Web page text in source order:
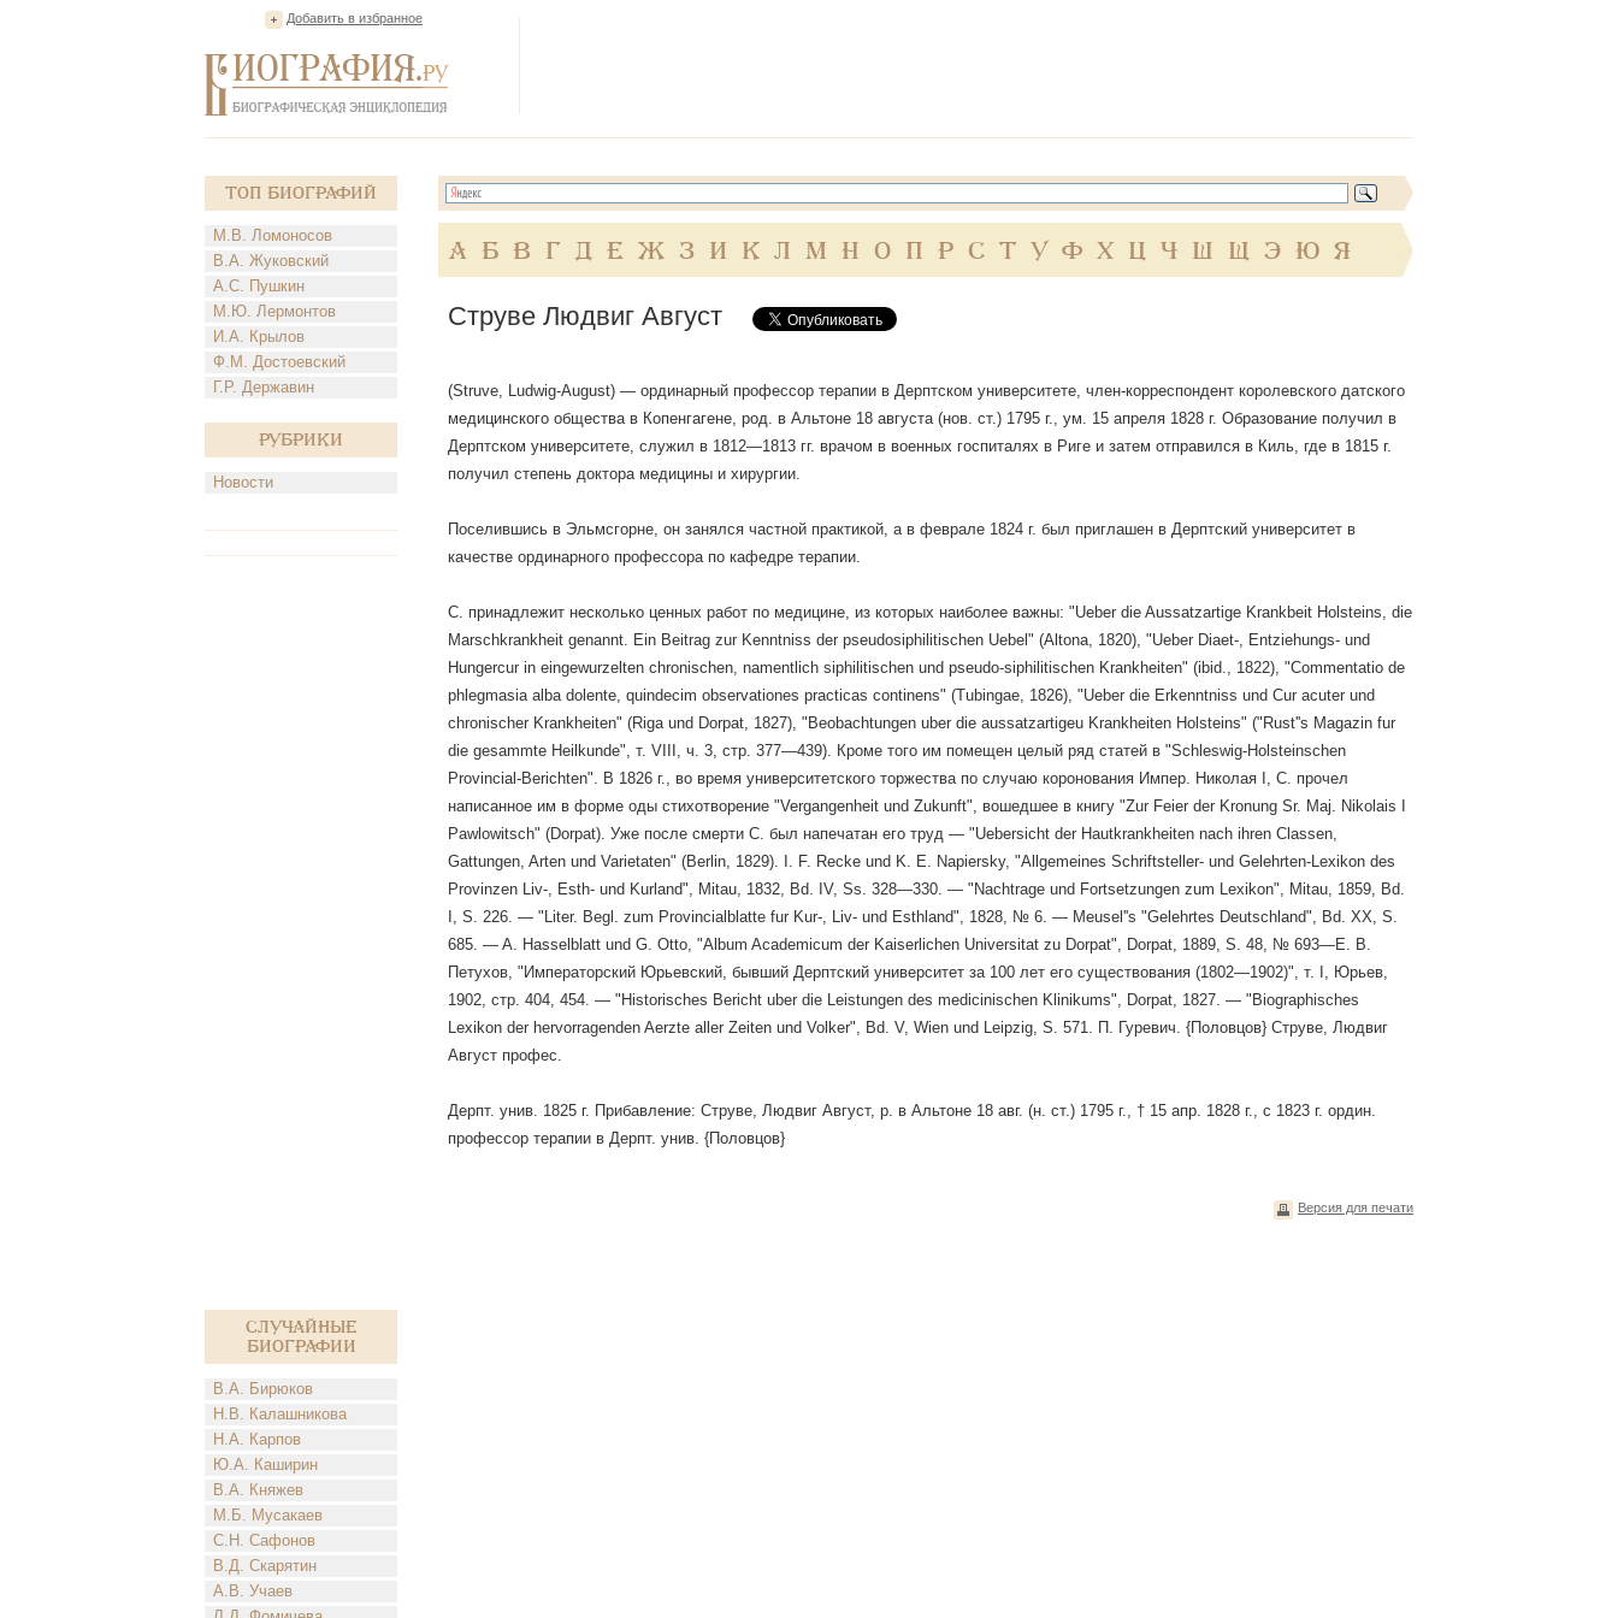
Добавить в избранное
Топ Биографий
М.В. Ломоносов
В.А. Жуковский
А.С. Пушкин
М.Ю. Лермонтов
И.А. Крылов
Ф.М. Достоевский
Г.Р. Державин
Рубрики
Новости
Случайные
биографии
В.А. Бирюков
Н.В. Калашникова
Н.А. Карпов
Ю.А. Каширин
В.А. Княжев
М.Б. Мусакаев
С.Н. Сафонов
В.Д. Скарятин
А.В. Учаев
А Б В Г Д Е Ж З И К Л М Н О П Р С Т У Ф Х Ц Ч Ш Щ Э Ю Я
Струве Людвиг Август
(Struve, Ludwig-August) — ординарный профессор терапии в Дерптском университете, член-корреспондент королевского датского
медицинского общества в Копенгагене, род. в Альтоне 18 августа (нов. ст.) 1795 г., ум. 15 апреля 1828 г. Образование получил в
Дерптском университете, служил в 1812—1813 гг. врачом в военных госпиталях в Риге и затем отправился в Киль, где в 1815 г.
получил степень доктора медицины и хирургии.
Поселившись в Эльмсгорне, он занялся частной практикой, а в феврале 1824 г. был приглашен в Дерптский университет в
качестве ординарного профессора по кафедре терапии.
С. принадлежит несколько ценных работ по медицине, из которых наиболее важны: "Ueber die Aussatzartige Krankbeit Holsteins, die
Marschkrankheit genannt. Ein Beitrag zur Kenntniss der pseudosiphilitischen Uebel" (Altona, 1820), "Ueber Diaet-, Entziehungs- und
Hungercur in eingewurzelten chronischen, namentlich siphilitischen und pseudo-siphilitischen Krankheiten" (ibid., 1822), "Commentatio de
phlegmasia alba dolente, quindecim observationes practicas continens" (Tubingae, 1826), "Ueber die Erkenntniss und Cur acuter und
chronischer Krankheiten" (Riga und Dorpat, 1827), "Beobachtungen uber die aussatzartigeu Krankheiten Holsteins" ("Rust''s Magazin fur
die gesammte Heilkunde", т. VIII, ч. 3, стр. 377—439). Кроме того им помещен целый ряд статей в "Schleswig-Holsteinschen
Provincial-Berichten". В 1826 г., во время университетского торжества по случаю коронования Импер. Николая І, С. прочел
написанное им в форме оды стихотворение "Vergangenheit und Zukunft", вошедшее в книгу "Zur Feier der Kronung Sr. Maj. Nikolais I
Pawlowitsch" (Dorpat). Уже после смерти С. был напечатан его труд — "Uebersicht der Hautkrankheiten nach ihren Classen,
Gattungen, Arten und Varietaten" (Berlin, 1829). I. F. Recke und K. E. Napiersky, "Allgemeines Schriftsteller- und Gelehrten-Lexikon des
Provinzen Liv-, Esth- und Kurland", Mitau, 1832, Bd. IV, Ss. 328—330. — "Nachtrage und Fortsetzungen zum Lexikon", Mitau, 1859, Bd.
I, S. 226. — "Liter. Begl. zum Provincialblatte fur Kur-, Liv- und Esthland", 1828, № 6. — Meusel''s "Gelehrtes Deutschland", Bd. XX, S.
685. — A. Hasselblatt und G. Otto, "Album Academicum der Kaiserlichen Universitat zu Dorpat", Dorpat, 1889, S. 48, № 693—E. B.
Петухов, "Императорский Юрьевский, бывший Дерптский университет за 100 лет его существования (1802—1902)", т. I, Юрьев,
1902, стр. 404, 454. — "Historisches Bericht uber die Leistungen des medicinischen Klinikums", Dorpat, 1827. — "Biographisches
Lexikon der hervorragenden Aerzte aller Zeiten und Volker", Bd. V, Wien und Leipzig, S. 571. П. Гуревич. {Половцов} Струве, Людвиг
Август профес.
Дерпт. унив. 1825 г. Прибавление: Струве, Людвиг Август, р. в Альтоне 18 авг. (н. ст.) 1795 г., † 15 апр. 1828 г., с 1823 г. ордин.
профессор терапии в Дерпт. унив. {Половцов}
Версия для печати